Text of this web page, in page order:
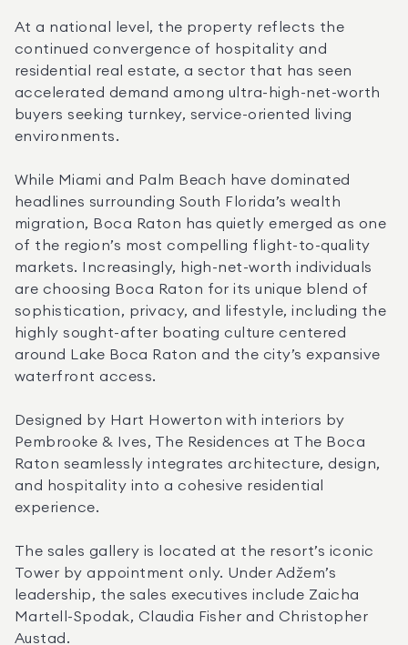
At a national level, the property reflects the
continued convergence of hospitality and
residential real estate, a sector that has seen
accelerated demand among ultra-high-net-worth
buyers seeking turnkey, service-oriented living
environments.
While Miami and Palm Beach have dominated
headlines surrounding South Florida’s wealth
migration, Boca Raton has quietly emerged as one
of the region’s most compelling flight-to-quality
markets. Increasingly, high-net-worth individuals
are choosing Boca Raton for its unique blend of
sophistication, privacy, and lifestyle, including the
highly sought-after boating culture centered
around Lake Boca Raton and the city’s expansive
waterfront access.
Designed by Hart Howerton with interiors by
Pembrooke & Ives, The Residences at The Boca
Raton seamlessly integrates architecture, design,
and hospitality into a cohesive residential
experience.
The sales gallery is located at the resort’s iconic
Tower by appointment only. Under Adžem’s
leadership, the sales executives include Zaicha
Martell-Spodak, Claudia Fisher and Christopher
Austad.